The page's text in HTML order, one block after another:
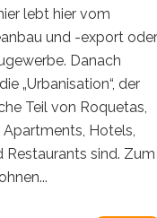
lebt hier vom
und -export oder
Danach
„Urbanisation“, der
Teil von Roquetas,
Hotels,
Restaurants sind. Zum